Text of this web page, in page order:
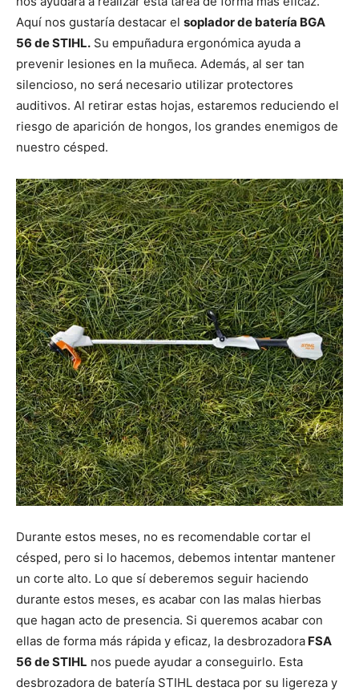
Aquí nos gustaría destacar el soplador de batería BGA
56 de STIHL. Su empuñadura ergonómica ayuda a
prevenir lesiones en la muñeca. Además, al ser tan
silencioso, no será necesario utilizar protectores
auditivos. Al retirar estas hojas, estaremos reduciendo el
riesgo de aparición de hongos, los grandes enemigos de
nuestro césped.
Durante estos meses, no es recomendable cortar el
césped, pero si lo hacemos, debemos intentar mantener
un corte alto. Lo que sí deberemos seguir haciendo
durante estos meses, es acabar con las malas hierbas
que hagan acto de presencia. Si queremos acabar con
ellas de forma más rápida y eficaz, la desbrozadora FSA
56 de STIHL nos puede ayudar a conseguirlo. Esta
desbrozadora de batería STIHL destaca por su ligereza y